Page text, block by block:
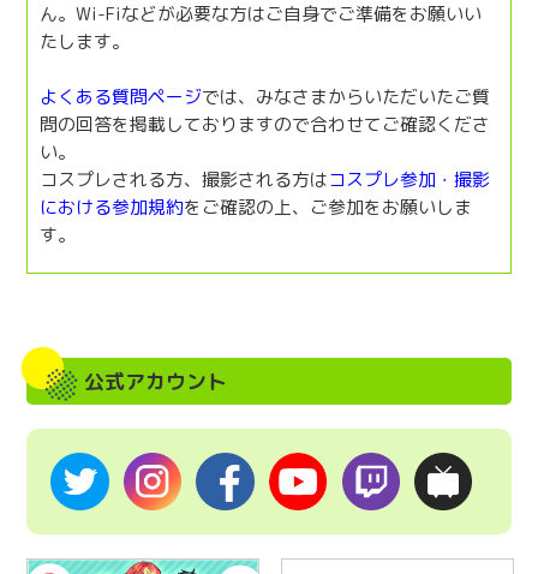
ん。Wi-Fiなどが必要な方はご自身でご準備をお願いい
たします。
よくある質問ページでは、みなさまからいただいたご質
問の回答を掲載しておりますので合わせてご確認くださ
い。
コスプレされる方、撮影される方はコスプレ参加・撮影
における参加規約をご確認の上、ご参加をお願いしま
す。
公式アカウント